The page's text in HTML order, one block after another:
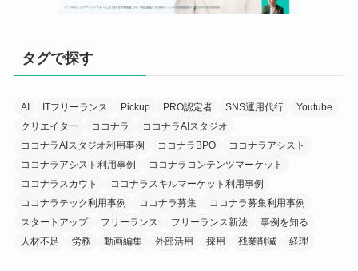
タグで探す
AI ITフリーランス Pickup PRO認定者 SNS運用代行
Youtube
クリエイター
ココナラ
ココナラAIスタジオ
ココナラAIスタジオ利用事例
ココナラBPO
ココナラアシスト
ココナラアシスト利用事例
ココナラコンテンツマーケット
ココナラスカウト
ココナラスキルマーケット利用事例
ココナラテック利用事例
ココナラ募集
ココナラ募集利用事例
スタートアップ
フリーランス フリーランス新法
事例を知る
人材不足
労務 動画編集 外部活用 採用 残業削減 経理